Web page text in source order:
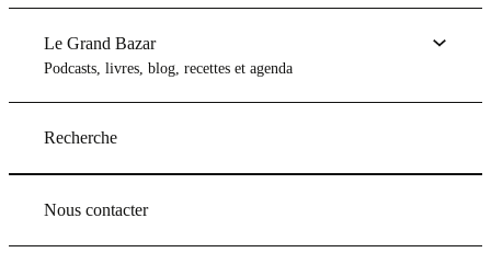
Le Grand Bazar
Podcasts, livres, blog, recettes et agenda
Recherche
Nous contacter